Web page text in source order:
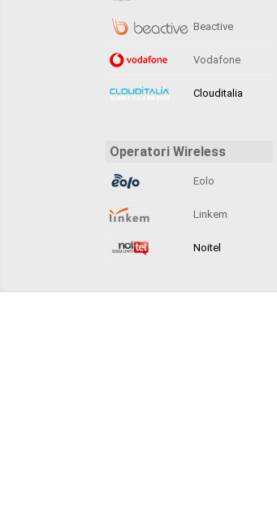
Beactive
Vodafone
Clouditalia
Operatori Wireless
Eolo
Linkem
Noitel